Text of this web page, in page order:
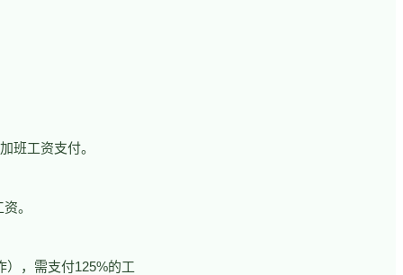
班工资支付。
。
），需支付125%的工